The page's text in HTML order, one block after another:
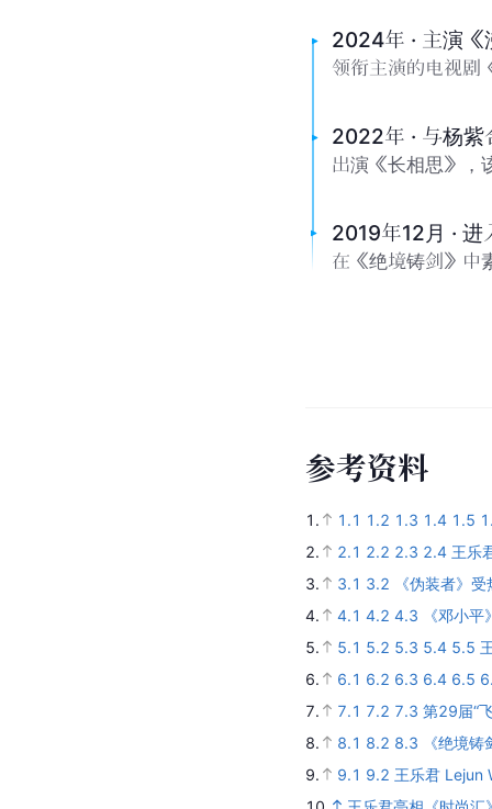
2024年 · 主演
领衔主演的电视剧
2022年 · 与杨紫
出演《长相思》，
2019年12月 ·
在《绝境铸剑》中
参考资料
1. 1.1 1.2 1.3 1.4 1.5
2.
2.1 2.2 2.3 2.4 王乐
3.
3.1 3.2
《伪装者》
4.
4.1 4.2 4.3
《邓小
5.
5.1 5.2 5.3 5.4 5.5
6.
6.1 6.2 6.3 6.4 6.5
7.
7.1 7.2 7.3 第29届“
8.
8.1 8.2 8.3
《绝境
9.
9.1 9.2 王乐君 Lejun